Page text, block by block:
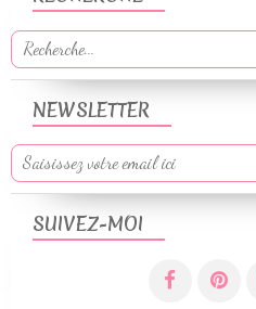
NEWSLETTER
SUIVEZ-MOI